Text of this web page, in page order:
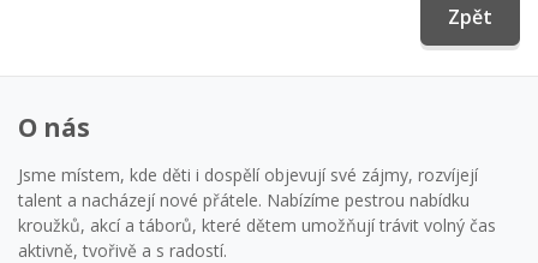
Zpět
O nás
Jsme místem, kde děti i dospělí objevují své zájmy, rozvíjejí
talent a nacházejí nové přátele. Nabízíme pestrou nabídku
kroužků, akcí a táborů, které dětem umožňují trávit volný čas
aktivně, tvořivě a s radostí.